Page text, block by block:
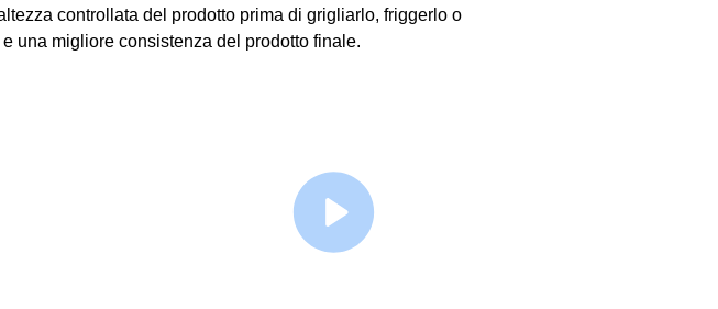
controllata del prodotto prima di grigliarlo, friggerlo o
una migliore consistenza del prodotto finale.